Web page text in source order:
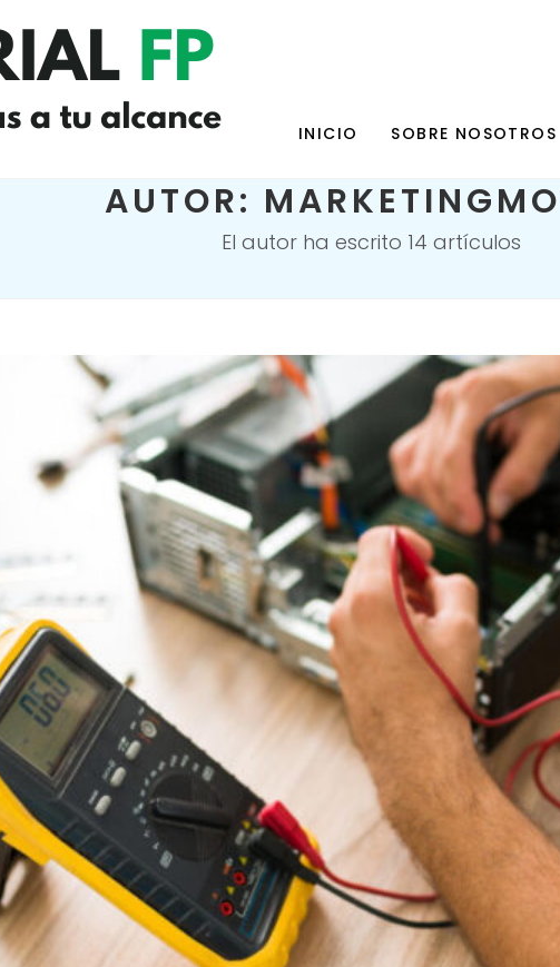
INICIO SOBRE NOSOTROS
AUTOR:
El autor ha escrito 14 artículos